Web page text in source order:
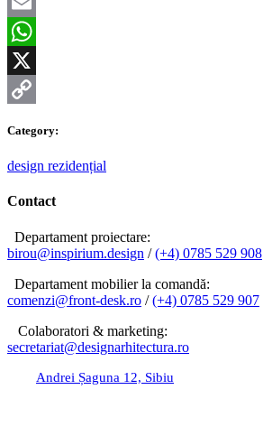
Email
WhatsApp
X
Category:
design rezidențial
Contact
Departament proiectare:
birou@inspirium.design /(+4) 0785 529 908
Departament mobilier la comandă:
comenzi@front-desk.ro /(+4) 0785 529 907
Colaboratori & marketing:
secretariat@designarhitectura.ro
Andrei Șaguna 12, Sibiu